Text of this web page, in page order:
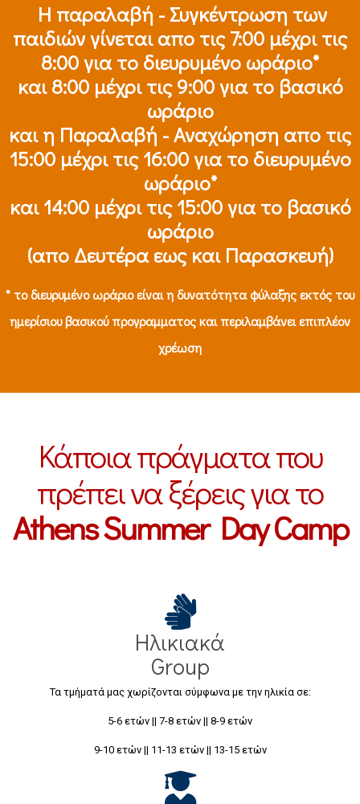
Η παραλαβή - Συγκέντρωση των
παιδιών γίνεται απο τις 7:00 μέχρι τις
8:00 για το διευρυμένο ωράριο*
και 8:00 μέχρι τις 9:00 για το βασικό
ωράριο
και η Παραλαβή - Αναχώρηση απο τις
15:00 μέχρι τις 16:00 για το διευρυμένο
ωράριο*
και 14:00 μέχρι τις 15:00 για το βασικό
ωράριο
(απο Δευτέρα εως και Παρασκευή)
* το διευρυμένο ωράριο είναι η δυνατότητα φύλαξης εκτός του
ημερίσιου βασικού προγραμματος και περιλαμβάνει επιπλέον
χρέωση
Κάποια πράγματα που
πρέπει να ξέρεις για το
Athens Summer Day Camp
Ηλικιακά
Group
Τα τμήματά μας χωρίζονται σύμφωνα με την ηλικία σε:
5-6 ετών || 7-8 ετών || 8-9 ετών
9-10 ετών || 11-13 ετών || 13-15 ετών